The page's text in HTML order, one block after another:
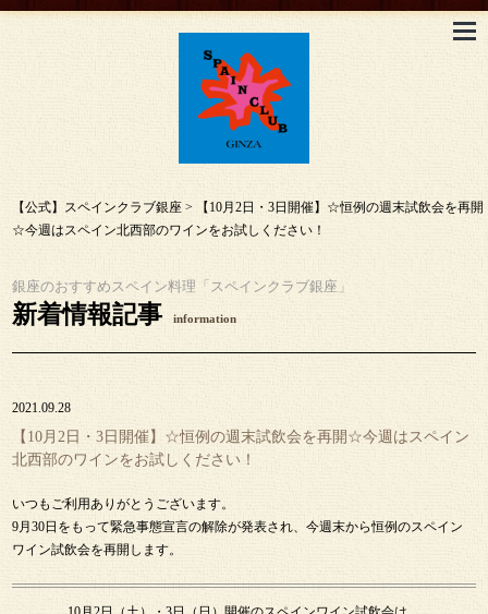
【公式】スペインクラブ銀座 >
【10月2日・3日開催】☆恒例の週末試飲会を再開
☆今週はスペイン北西部のワインをお試しください！
銀座のおすすめスペイン料理「スペインクラブ銀座」
新着情報記事 information
2021.09.28
【10月2日・3日開催】☆恒例の週末試飲会を再開☆今週はスペイン
北西部のワインをお試しください！
いつもご利用ありがとうございます。
9月30日をもって緊急事態宣言の解除が発表され、今週末から恒例のスペイン
ワイン試飲会を再開します。